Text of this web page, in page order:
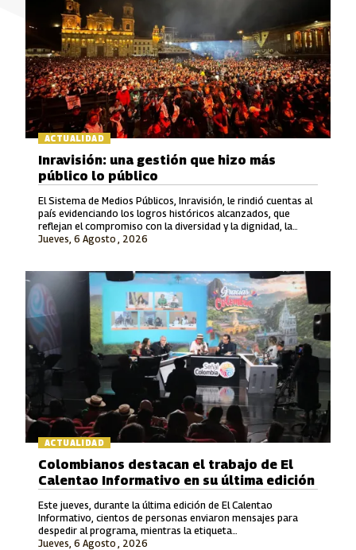
ACTUALIDAD
Jueves, 6 Agosto , 2026
Inravisión: una gestión que hizo más
público lo público
El Sistema de Medios Públicos, Inravisión, le rindió cuentas al
país evidenciando los logros históricos alcanzados, que
reflejan el compromiso con la diversidad y la dignidad, la
rigurosidad periodística, el fomento a la cultura y el cuidado
ACTUALIDAD
Jueves, 6 Agosto , 2026
Colombianos destacan el trabajo de El
Calentao Informativo en su última edición
Este jueves, durante la última edición de El Calentao
Informativo, cientos de personas enviaron mensajes para
despedir al programa, mientras la etiqueta
#ElCalentaoInformativo se convirtió en tendencia en redes